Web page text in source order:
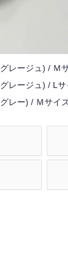
レージュ) / Ｍ
レージュ) / L
レー) / Ｍサイ